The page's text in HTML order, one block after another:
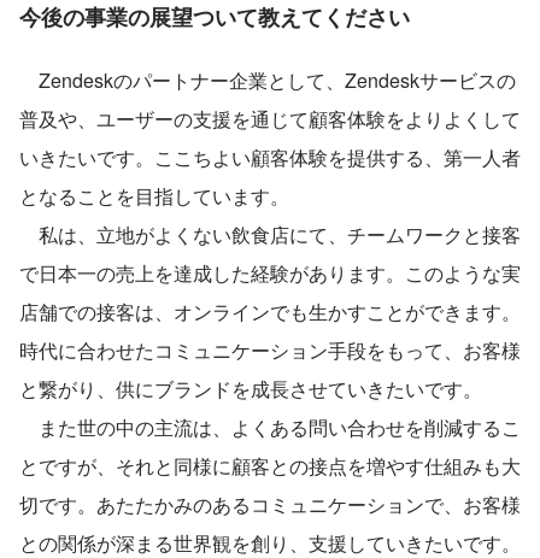
今後の事業の展望ついて教えてください
Zendeskのパートナー企業として、Zendeskサービスの
普及や、ユーザーの支援を通じて顧客体験をよりよくして
いきたいです。ここちよい顧客体験を提供する、第一人者
となることを目指しています。
私は、立地がよくない飲食店にて、チームワークと接客
で日本一の売上を達成した経験があります。このような実
店舗での接客は、オンラインでも生かすことができます。
時代に合わせたコミュニケーション手段をもって、お客様
と繋がり、供にブランドを成長させていきたいです。
また世の中の主流は、よくある問い合わせを削減するこ
とですが、それと同様に顧客との接点を増やす仕組みも大
切です。あたたかみのあるコミュニケーションで、お客様
との関係が深まる世界観を創り、支援していきたいです。